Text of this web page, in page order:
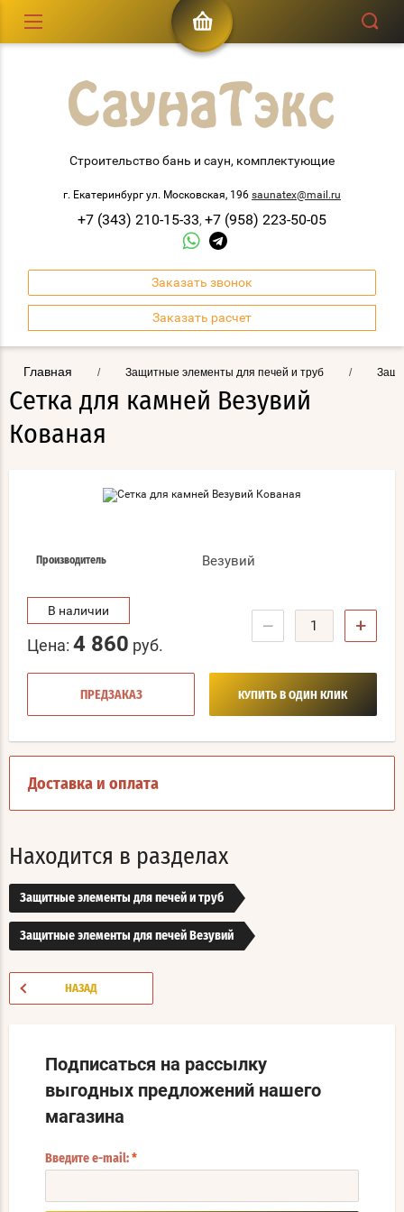
Строительство бань и саун, комплектующие
г. Екатеринбург ул. Московская, 196 saunatex@mail.ru
+7 (343) 210-15-33, +7 (958) 223-50-05
Заказать звонок
Заказать расчет
Главная / Защитные элементы для печей и труб /
Сетка для камней Везувий
Кованая
Производитель Везувий
В наличии
Цена: 4 860 руб.
− +
ПРЕДЗАКАЗ КУПИТЬ В ОДИН КЛИК
Доставка и оплата
Находится в разделах
Защитные элементы для печей и труб
Защитные элементы для печей Везувий
НАЗАД
Подписаться на рассылку
выгодных предложений нашего
магазина
Введите e-mail: *